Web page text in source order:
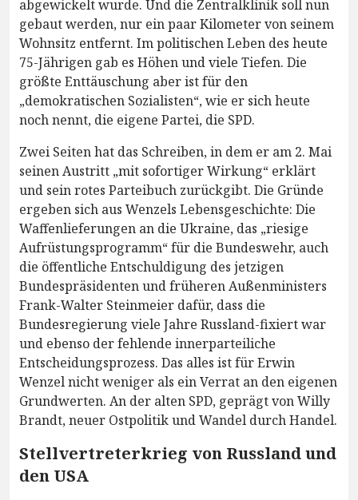
abgewickelt wurde. Und die Zentralklinik soll nun
gebaut werden, nur ein paar Kilometer von seinem
Wohnsitz entfernt. Im politischen Leben des heute
75-Jährigen gab es Höhen und viele Tiefen. Die
größte Enttäuschung aber ist für den
„demokratischen Sozialisten“, wie er sich heute
noch nennt, die eigene Partei, die SPD.
Zwei Seiten hat das Schreiben, in dem er am 2. Mai
seinen Austritt „mit sofortiger Wirkung“ erklärt
und sein rotes Parteibuch zurückgibt. Die Gründe
ergeben sich aus Wenzels Lebensgeschichte: Die
Waffenlieferungen an die Ukraine, das „riesige
Aufrüstungsprogramm“ für die Bundeswehr, auch
die öffentliche Entschuldigung des jetzigen
Bundespräsidenten und früheren Außenministers
Frank-Walter Steinmeier dafür, dass die
Bundesregierung viele Jahre Russland-fixiert war
und ebenso der fehlende innerparteiliche
Entscheidungsprozess. Das alles ist für Erwin
Wenzel nicht weniger als ein Verrat an den eigenen
Grundwerten. An der alten SPD, geprägt von Willy
Brandt, neuer Ostpolitik und Wandel durch Handel.
Stellvertreterkrieg von Russland und
den USA